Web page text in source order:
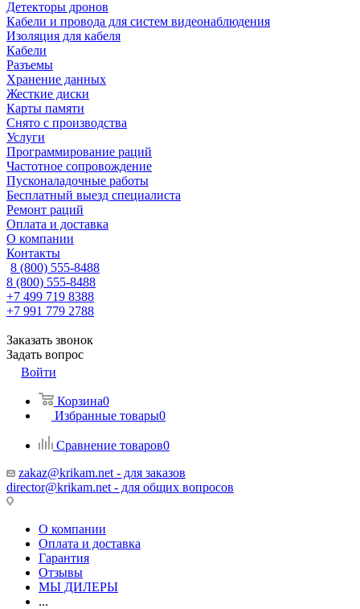
Детекторы дронов
Кабели и провода для систем видеонаблюдения
Изоляция для кабеля
Кабели
Разъемы
Хранение данных
Жесткие диски
Карты памяти
Снято с производства
Услуги
Программирование раций
Частотное сопровождение
Пусконаладочные работы
Бесплатный выезд специалиста
Ремонт раций
Оплата и доставка
О компании
Контакты
8 (800) 555-8488
8 (800) 555-8488
+7 499 719 8388
+7 991 779 2788
Заказать звонок
Задать вопрос
Войти
Корзина0
Избранные товары0
Сравнение товаров0
zakaz@krikam.net - для заказов
director@krikam.net - для общих вопросов
О компании
Оплата и доставка
Гарантия
Отзывы
МЫ ДИЛЕРЫ
...